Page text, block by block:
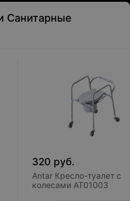
Санитарные
320 руб.
Antar Кресло-туалет с
колесами AT01003